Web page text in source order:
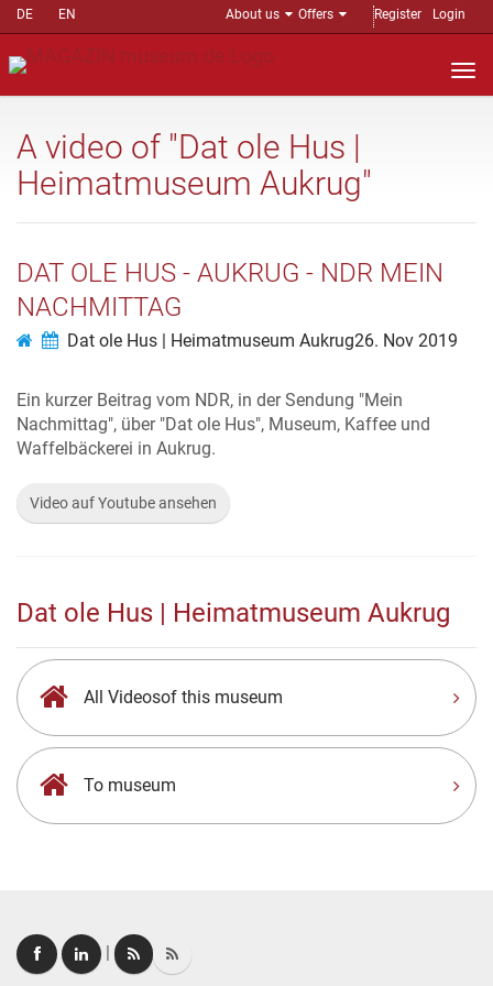
DE EN About us Offers Register Login
A video of "Dat ole Hus |
Heimatmuseum Aukrug"
DAT OLE HUS - AUKRUG - NDR MEIN
NACHMITTAG
Dat ole Hus | Heimatmuseum Aukrug26. Nov 2019
Ein kurzer Beitrag vom NDR, in der Sendung "Mein
Nachmittag", über "Dat ole Hus", Museum, Kaffee und
Waffelbäckerei in Aukrug.
Video auf Youtube ansehen
Dat ole Hus | Heimatmuseum Aukrug
All Videosof this museum
To museum